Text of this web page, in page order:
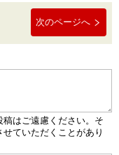
次のページへ